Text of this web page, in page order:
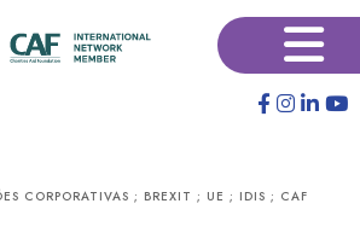
×
CORPORATIVAS ; BREXIT ; UE ; IDIS ; CAF